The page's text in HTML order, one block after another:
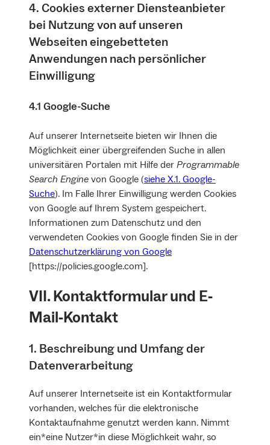
4. Cookies externer Diensteanbieter
bei Nutzung von auf unseren
Webseiten eingebetteten
Anwendungen nach persönlicher
Einwilligung
4.1 Google-Suche
Auf unserer Internetseite bieten wir Ihnen die
Möglichkeit einer übergreifenden Suche in allen
universitären Portalen mit Hilfe der Programmable
Search Engine von Google (siehe X.1. Google-
Suche). Im Falle Ihrer Einwilligung werden Cookies
von Google auf Ihrem System gespeichert.
Informationen zum Datenschutz und den
verwendeten Cookies von Google finden Sie in der
Datenschutzerklärung von Google
[https://policies.google.com].
VII. Kontaktformular und E‐
Mail‐Kontakt
1. Beschreibung und Umfang der
Datenverarbeitung
Auf unserer Internetseite ist ein Kontaktformular
vorhanden, welches für die elektronische
Kontaktaufnahme genutzt werden kann. Nimmt
ein*eine Nutzer*in diese Möglichkeit wahr, so